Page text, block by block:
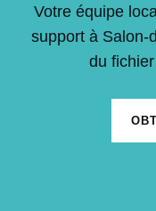
Votre équipe
support à Salon-
du